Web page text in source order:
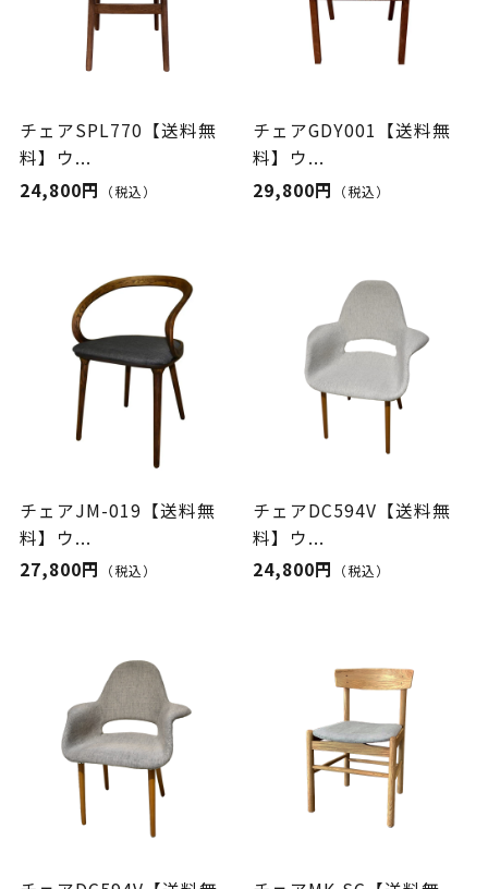
チェアSPL770【送料無
料】ウ...
24,800円
（税込）
チェアGDY001【送料無
料】ウ...
29,800円
（税込）
チェアJM-019【送料無
料】ウ...
27,800円
（税込）
チェアDC594V【送料無
料】ウ...
24,800円
（税込）